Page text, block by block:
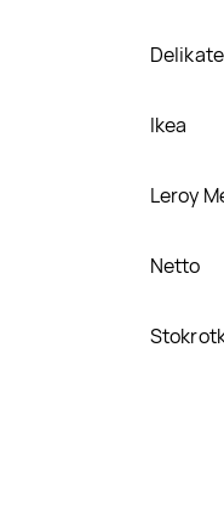
Ikea
Leroy
Netto